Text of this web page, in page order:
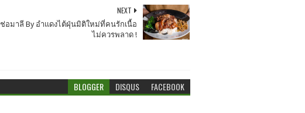
NEXT
ช่อมาลี By อำแดงไต้ฝุ่นมิติใหม่ที่คนรักเนื้อ
ไม่ควรพลาด !
BLOGGER DISQUS FACEBOOK